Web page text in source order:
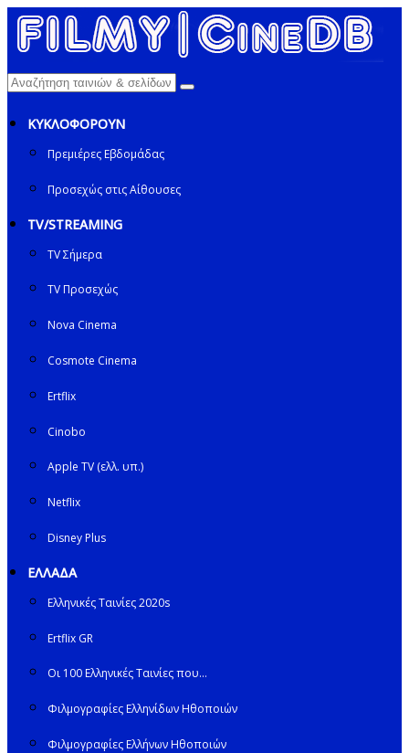
ΚΥΚΛΟΦΟΡΟΥΝ
Πρεμιέρες Εβδομάδας
Προσεχώς στις Αίθουσες
TV/STREAMING
TV Σήμερα
TV Προσεχώς
Nova Cinema
Cosmote Cinema
Ertflix
Cinobo
Apple TV (ελλ. υπ.)
Netflix
Disney Plus
ΕΛΛΑΔΑ
Ελληνικές Ταινίες 2020s
Ertflix GR
Οι 100 Ελληνικές Ταινίες που…
Φιλμογραφίες Ελληνίδων Ηθοποιών
Φιλμογραφίες Ελλήνων Ηθοποιών